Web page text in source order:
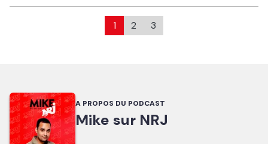
1 2 3
A PROPOS DU PODCAST
Mike sur NRJ